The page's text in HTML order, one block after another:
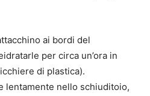
ai bordi del
per circa un’ora in
di plastica).
lentamente nello schiuditoio,